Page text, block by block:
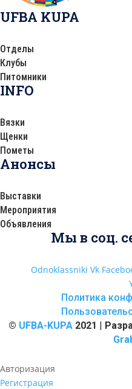
UFBA KUPA
Отделы
Клубы
Питомники
INFO
Вязки
Щенки
Пометы
Анонсы
Выставки
Мероприятия
Объявления
Мы в соц.
Odnoklassniki Vk
Политика
© UFBA-KUPA 2021 |
Авторизация
Регистрация